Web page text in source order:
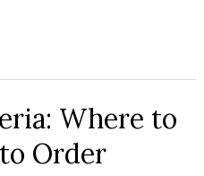
Where to
Order